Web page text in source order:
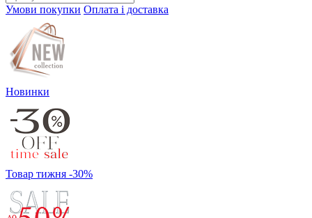
Умови покупки Оплата і доставка
Новинки
Товар тижня -30%